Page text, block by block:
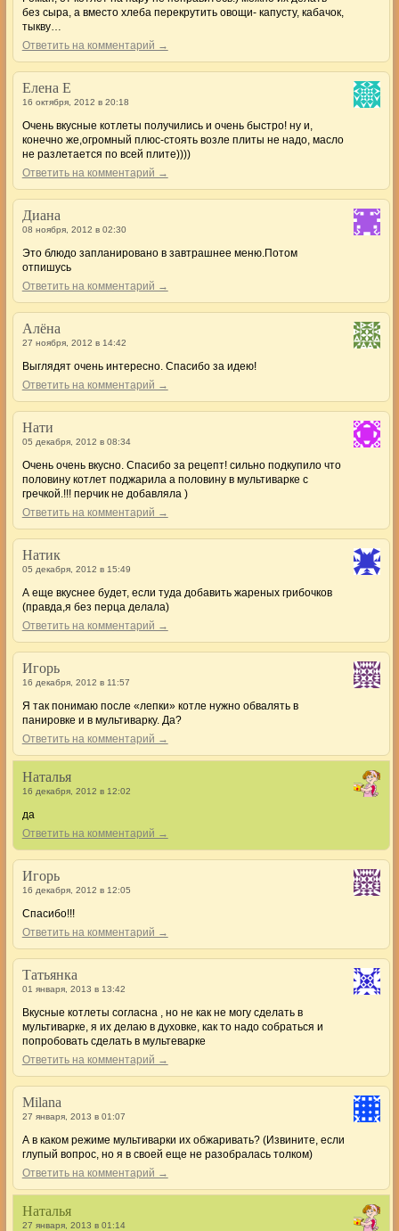
без сыра, а вместо хлеба перекрутить овощи- капусту, кабачок,
тыкву…
Ответить на комментарий →
Елена Е
16 октября, 2012 в 20:18
Очень вкусные котлеты получились и очень быстро! ну и,
конечно же,огромный плюс-стоять возле плиты не надо, масло
не разлетается по всей плите))))
Ответить на комментарий →
Диана
08 ноября, 2012 в 02:30
Это блюдо запланировано в завтрашнее меню.Потом
отпишусь
Ответить на комментарий →
Алёна
27 ноября, 2012 в 14:42
Выглядят очень интересно. Спасибо за идею!
Ответить на комментарий →
Нати
05 декабря, 2012 в 08:34
Очень очень вкусно. Спасибо за рецепт! сильно подкупило что
половину котлет поджарила а половину в мультиварке с
гречкой.!!! перчик не добавляла )
Ответить на комментарий →
Натик
05 декабря, 2012 в 15:49
А еще вкуснее будет, если туда добавить жареных грибочков
(правда,я без перца делала)
Ответить на комментарий →
Игорь
16 декабря, 2012 в 11:57
Я так понимаю после «лепки» котле нужно обвалять в
панировке и в мультиварку. Да?
Ответить на комментарий →
Наталья
16 декабря, 2012 в 12:02
да
Ответить на комментарий →
Игорь
16 декабря, 2012 в 12:05
Спасибо!!!
Ответить на комментарий →
Татьянка
01 января, 2013 в 13:42
Вкусные котлеты согласна , но не как не могу сделать в
мультиварке, я их делаю в духовке, как то надо собраться и
попробовать сделать в мультеварке
Ответить на комментарий →
Milana
27 января, 2013 в 01:07
А в каком режиме мультиварки их обжаривать? (Извините, если
глупый вопрос, но я в своей еще не разобралась толком)
Ответить на комментарий →
Наталья
27 января, 2013 в 01:14